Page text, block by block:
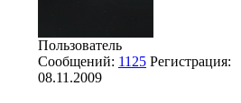
Пользователь
Сообщений: 1125 Регистрация:
08.11.2009